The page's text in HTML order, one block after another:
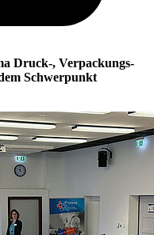
Druck-, Verpackungs-
Schwerpunkt